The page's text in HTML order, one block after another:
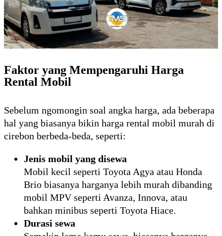
Faktor yang Mempengaruhi Harga
Rental Mobil
Sebelum ngomongin soal angka harga, ada beberapa
hal yang biasanya bikin harga rental mobil murah di
cirebon berbeda-beda, seperti:
Jenis mobil yang disewa
Mobil kecil seperti Toyota Agya atau Honda
Brio biasanya harganya lebih murah dibanding
mobil MPV seperti Avanza, Innova, atau
bahkan minibus seperti Toyota Hiace.
Durasi sewa